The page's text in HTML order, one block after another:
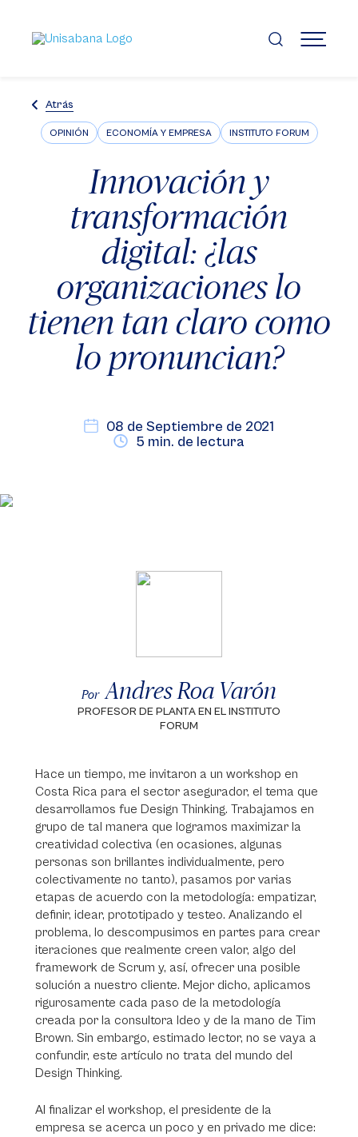
contenido
principal
MENÚ
Atrás
OPINIÓN ECONOMÍA Y EMPRESA INSTITUTO FORUM
Innovación y
transformación
digital: ¿las
organizaciones lo
tienen tan claro como
lo pronuncian?
08 de Septiembre de 2021
5 min. de lectura
Por Andres Roa Varón
PROFESOR DE PLANTA EN EL INSTITUTO
FORUM
Hace un tiempo, me invitaron a un workshop en
Costa Rica para el sector asegurador, el tema que
desarrollamos fue Design Thinking. Trabajamos en
grupo de tal manera que logramos maximizar la
creatividad colectiva (en ocasiones, algunas
personas son brillantes individualmente, pero
colectivamente no tanto), pasamos por varias
etapas de acuerdo con la metodología: empatizar,
definir, idear, prototipado y testeo. Analizando el
problema, lo descompusimos en partes para crear
iteraciones que realmente creen valor, algo del
framework de Scrum y, así, ofrecer una posible
solución a nuestro cliente. Mejor dicho, aplicamos
rigurosamente cada paso de la metodología
creada por la consultora Ideo y de la mano de Tim
Brown. Sin embargo, estimado lector, no se vaya a
confundir, este artículo no trata del mundo del
Design Thinking.
Al finalizar el workshop, el presidente de la
empresa se acerca un poco y en privado me dice: